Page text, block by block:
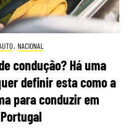
, NACIONAL
condução? Há uma
definir esta como a
para conduzir em
Portugal